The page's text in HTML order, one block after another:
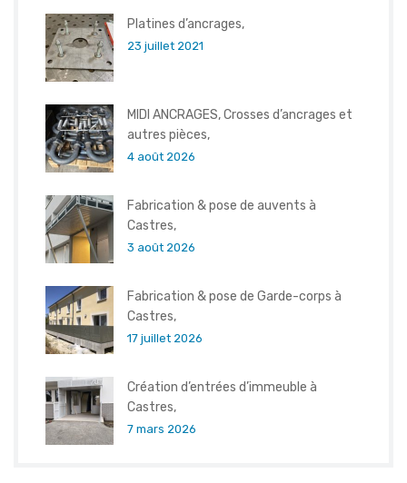
Platines d’ancrages,
23 juillet 2021
MIDI ANCRAGES, Crosses d’ancrages et
autres pièces,
4 août 2026
Fabrication & pose de auvents à
Castres,
3 août 2026
Fabrication & pose de Garde-corps à
Castres,
17 juillet 2026
Création d’entrées d’immeuble à
Castres,
7 mars 2026